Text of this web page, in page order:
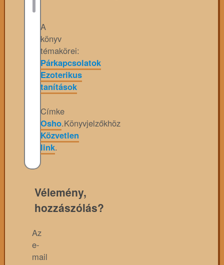
A
könyv
témakörei:
Párkapcsolatok
Ezoterikus
tanítások
Címke
Osho.Könyvjelzőkhöz
Közvetlen
link.
Vélemény,
hozzászólás?
Az
e-
mail